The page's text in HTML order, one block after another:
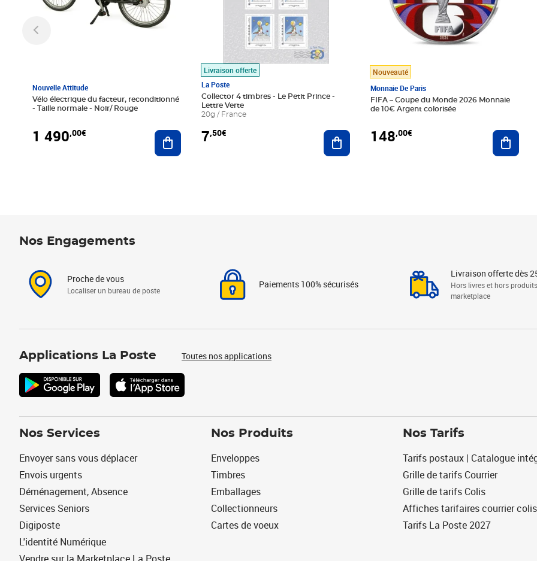
Nouvelle Attitude
Vélo électrique du facteur, reconditionné
- Taille normale - Noir/ Rouge
1 490,00€ Ajouter au panier
Livraison offerte
La Poste
Collector 4 timbres - Le Petit Prince -
Lettre Verte
20g / France
7,50€ Ajouter au panier
Nouveauté
Monnaie De Paris
FIFA – Coupe du Monde 2026 Monnaie
de 10€ Argent colorisée
148,00€
Nos Engagements
Proche de vous
Localiser un bureau de poste
Paiements 100% sécurisés
Livraison offerte dès
Hors livres et hors produits
marketplace
Applications La Poste Toutes nos applications
Nos Services
Envoyer sans vous déplacer
Envois urgents
Déménagement, Absence
Services Seniors
Digiposte
L'identité Numérique
Nos Produits
Enveloppes
Timbres
Emballages
Collectionneurs
Cartes de voeux
Nos Tarifs
Tarifs postaux | Catalogue
Grille de tarifs Courrier
Grille de tarifs Colis
Affiches tarifaires courrier colis
Tarifs La Poste 2027